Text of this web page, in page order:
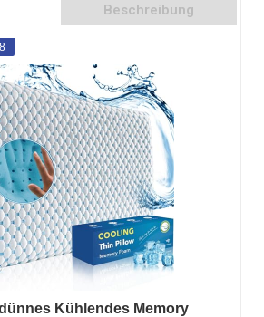
Beschreibung
Kühlendes Memory